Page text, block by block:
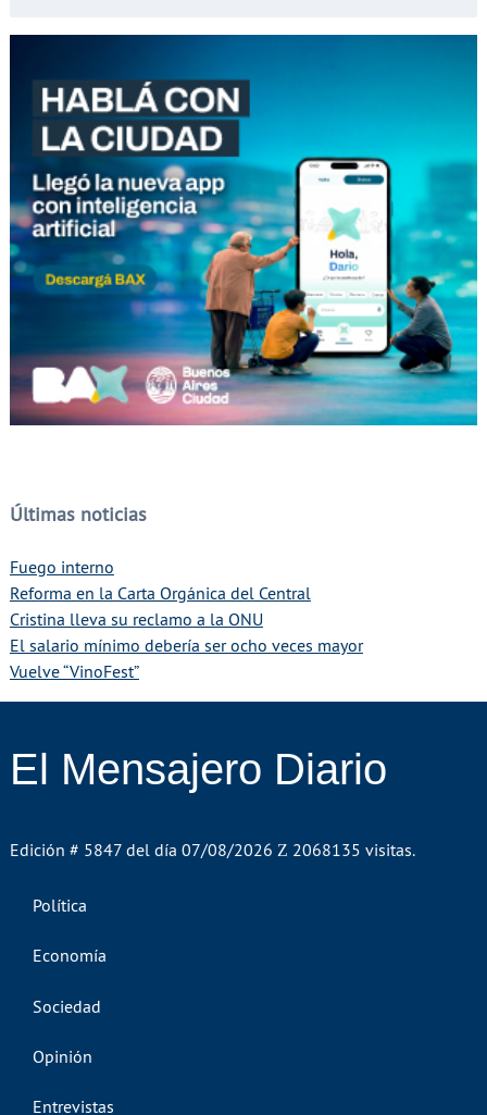
Últimas noticias
Fuego interno
Reforma en la Carta Orgánica del Central
Cristina lleva su reclamo a la ONU
El salario mínimo debería ser ocho veces mayor
Vuelve “VinoFest”
El Mensajero Diario
Edición # 5847 del día 07/08/2026 2068135 visitas.
Política
Economía
Sociedad
Opinión
Entrevistas